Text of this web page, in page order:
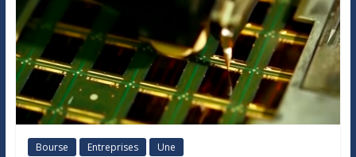
Bourse Entreprises Une